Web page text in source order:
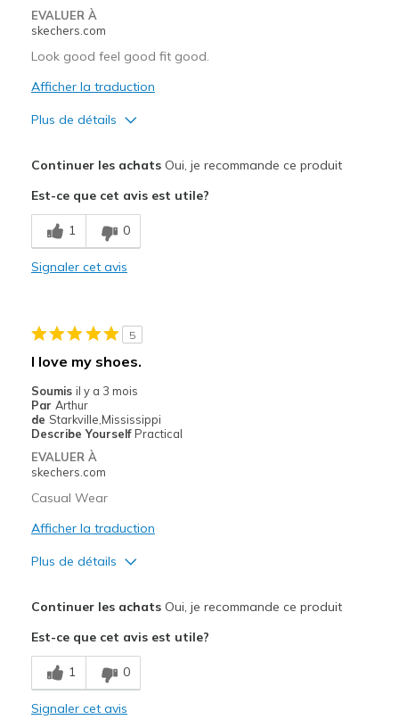
Sizing
EVALUER À
skechers.com
Look good feel good fit good.
Afficher la traduction
Plus de détails
Breathe Well
Comfortable
Width
Feels true to width
Sizing
Feels true to size
View On Shoes
Continuer les achatsOui, je recommande ce produit
Est-ce que cet avis est utile?
1 0
Signaler cet avis
5
I love my shoes.
Soumis il y a 3 mois
Par Arthur
de Starkville,Mississippi
Describe Yourself Practical
EVALUER À
skechers.com
Casual Wear
Afficher la traduction
Plus de détails
Comfortable
Durable
Continuer les achatsOui, je recommande ce produit
Est-ce que cet avis est utile?
1 0
Signaler cet avis